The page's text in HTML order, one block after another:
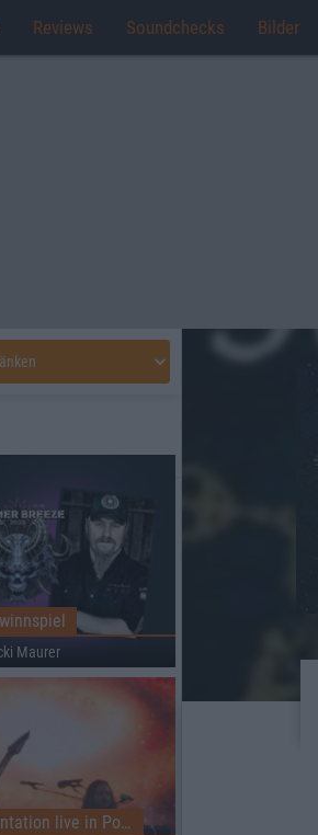
Reviews Soundchecks Bilder
Maurer
Opeth & Blood Incantation live in Pompeji